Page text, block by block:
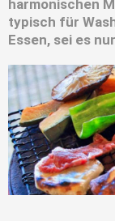
harmonischen
typisch für
Essen, sei es